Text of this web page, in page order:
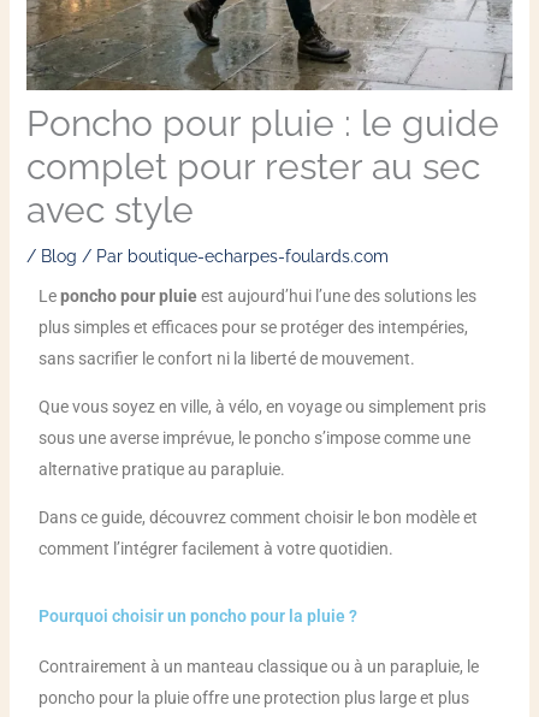
Poncho pour pluie : le guide
complet pour rester au sec
avec style
/ Blog / Par boutique-echarpes-foulards.com
Leponcho pour pluieest aujourd’hui l’une des solutions les
plus simples et efficaces pour se protéger des intempéries,
sans sacrifier le confort ni la liberté de mouvement.
Que vous soyez en ville, à vélo, en voyage ou simplement pris
sous une averse imprévue, le poncho s’impose comme une
alternative pratique au parapluie.
Dans ce guide, découvrez comment choisir le bon modèle et
comment l’intégrer facilement à votre quotidien.
Pourquoi choisir un poncho pour la pluie ?
Contrairement à un manteau classique ou à un parapluie, le
poncho pour la pluie offre une protection plus large et plus